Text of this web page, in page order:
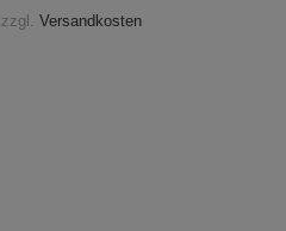
zzgl.Versandkosten